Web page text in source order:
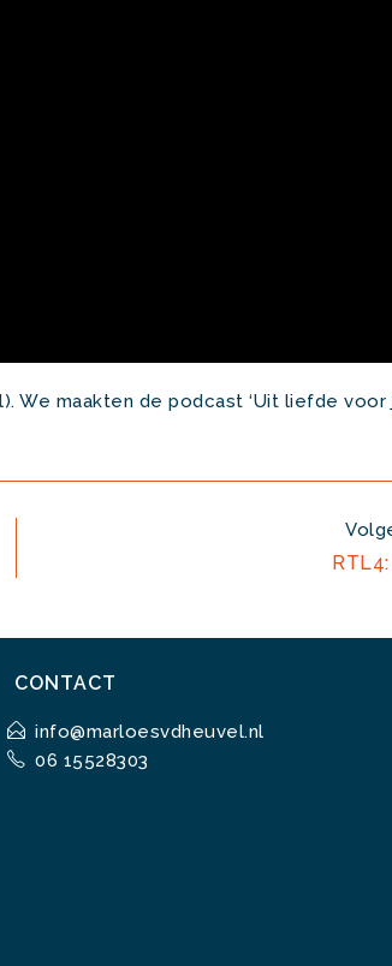
We maakten de podcast ‘Uit liefde voor
CONTACT
info@marloesvdheuvel.nl
06 15528303